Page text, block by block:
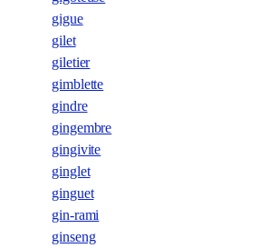
gigue
gilet
giletier
gimblette
gindre
gingembre
gingivite
ginglet
ginguet
gin-rami
ginseng